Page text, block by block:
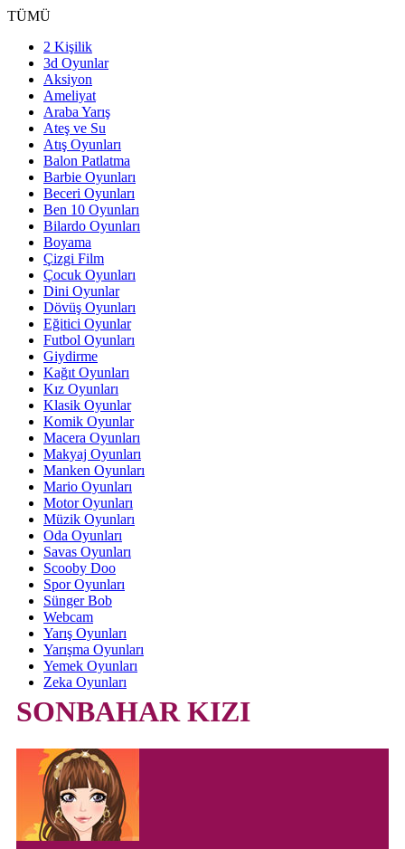
TÜMÜ
2 Kişilik
3d Oyunlar
Aksiyon
Ameliyat
Araba Yarış
Ateş ve Su
Atış Oyunları
Balon Patlatma
Barbie Oyunları
Beceri Oyunları
Ben 10 Oyunları
Bilardo Oyunları
Boyama
Çizgi Film
Çocuk Oyunları
Dini Oyunlar
Dövüş Oyunları
Eğitici Oyunlar
Futbol Oyunları
Giydirme
Kağıt Oyunları
Kız Oyunları
Klasik Oyunlar
Komik Oyunlar
Macera Oyunları
Makyaj Oyunları
Manken Oyunları
Mario Oyunları
Motor Oyunları
Müzik Oyunları
Oda Oyunları
Savas Oyunları
Scooby Doo
Spor Oyunları
Sünger Bob
Webcam
Yarış Oyunları
Yarışma Oyunları
Yemek Oyunları
Zeka Oyunları
SONBAHAR KIZI